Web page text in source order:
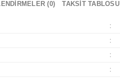
(0) TAKSIT TABLOSU
:
:
:
: